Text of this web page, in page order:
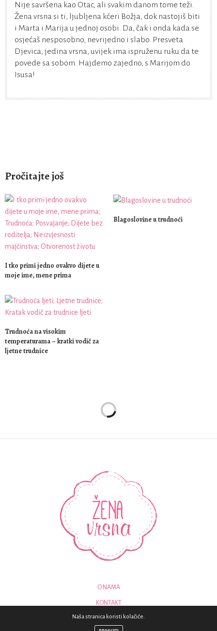
Nije savršena kao Otac, ali svakim danom tome teži.
Žena vrsna si ti, ljubljena kćeri Božja, dok nastojiš biti
i Marta i Marija u jednoj osobi. Da, čak i onda kada se
osjećaš nesposobno, nevrijedno i slabo. Presveta
Djevica, jedina vrsna, uvijek ima ispruženu ruku da te
povede sa sobom. Hajdemo zajedno, s Marijom do
Isusa!
Pročitajte još
I tko primi jedno ovakvo dijete u
moje ime, mene prima
Blagoslovine u trudnoći
Trudnoća na visokim
temperaturama – kratki vodič za
ljetne trudnice
O NAMA
KONTAKT
© 2018 - SVA PRAVA PRIDRŽANA - ZENAVRSNA.COM
Naša stranica koristi kolačiće.